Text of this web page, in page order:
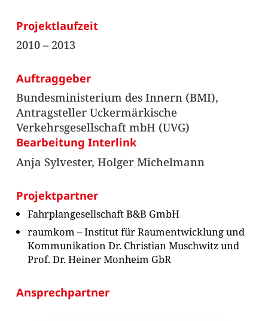
Projektlaufzeit
2010 – 2013
Auftraggeber
Bundesministerium des Innern (BMI),
Antragsteller Uckermärkische
Verkehrsgesellschaft mbH (UVG)
Bearbeitung Interlink
Anja Sylvester, Holger Michelmann
Projektpartner
Fahrplangesellschaft B&B GmbH
raumkom – Institut für Raumentwicklung und
Kommunikation Dr. Christian Muschwitz und
Prof. Dr. Heiner Monheim GbR
Ansprechpartner